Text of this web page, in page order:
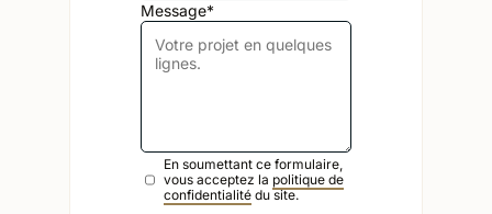
Message*
En soumettant ce formulaire,
vous acceptez la politique de
confidentialitédu site.